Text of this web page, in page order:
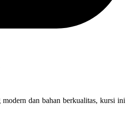
dan bahan berkualitas, kursi ini